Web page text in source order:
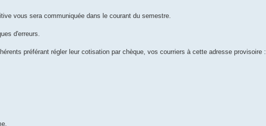
vous sera communiquée dans le courant du semestre.
d'erreurs.
préférant régler leur cotisation par chèque, vos courriers à cette adresse provisoire :